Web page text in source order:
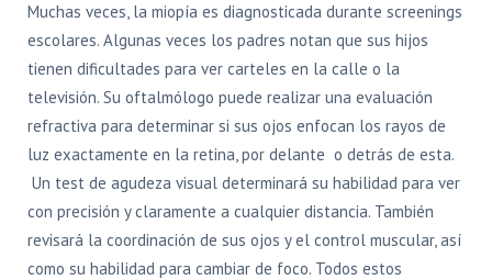
Muchas veces, la miopía es diagnosticada durante screenings
escolares. Algunas veces los padres notan que sus hijos
tienen dificultades para ver carteles en la calle o la
televisión. Su oftalmólogo puede realizar una evaluación
refractiva para determinar si sus ojos enfocan los rayos de
luz exactamente en la retina, por delante o detrás de esta.
Un test de agudeza visual determinará su habilidad para ver
con precisión y claramente a cualquier distancia. También
revisará la coordinación de sus ojos y el control muscular, así
como su habilidad para cambiar de foco. Todos estos